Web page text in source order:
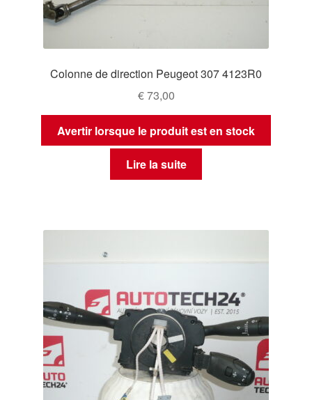
Colonne de direction Peugeot 307 4123R0
€73,00
Avertir lorsque le produit est en stock
Lire la suite